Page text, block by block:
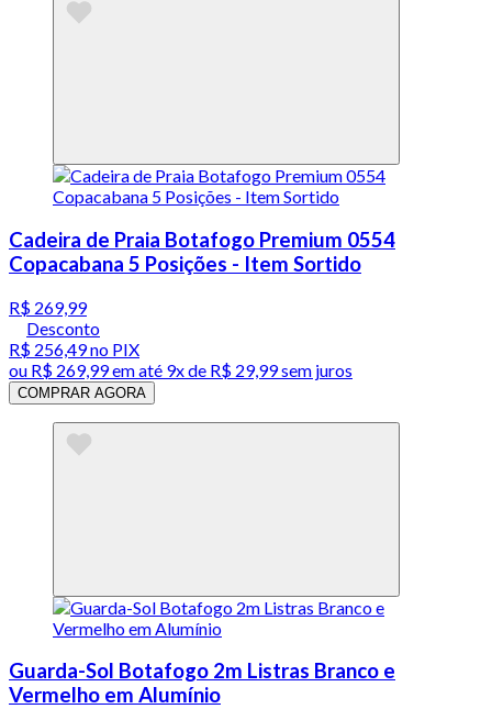
Cadeira de Praia Botafogo Premium 0554
Copacabana 5 Posições - Item Sortido
R$ 269,99
Desconto
R$ 256,49no PIX
ou R$ 269,99em até 9x de R$ 29,99 sem juros
COMPRAR AGORA
Guarda-Sol Botafogo 2m Listras Branco e
Vermelho em Alumínio